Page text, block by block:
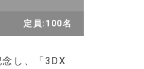
定員:100名
し、「3DX